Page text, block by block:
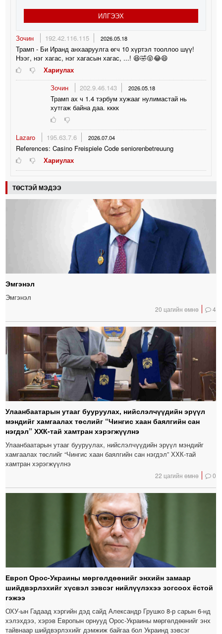
ИЛГЭЭХ
Зочин 192.42.116.115 2026.05.18
Трамп - Би Иранд анхааруулга өгч 10 хүртэл тооллоо шүү!
Нээг, нэг хагас, нэг хагасын хагас, ...! 😆🤣😝😂😄
Хариулах
Зочин
202.9.46.143 2026.05.18
Трамп ах ч 1.4 тэрбум хужааг нулимастай нь
хутгаж байна даа. кккк
Lazaro 195.63.7.6 2026.07.04
References: Casino Freispiele Code seniorenbetreuung
Хариулах
ТӨСТЭЙ МЭДЭЭ
Эмгэнэл
Эмгэнэл
20 цагийн өмнө 4
Улаанбаатарын утааг бууруулах, нийслэлчүүдийн эрүүл
мэндийг хамгаалах төслийг “Чингис хаан баялгийн сан
нэгдэл” ХХК-тай хамтран хэрэгжүүлнэ
Улаанбаатарын утааг бууруулах, нийслэлчүүдийн эрүүл мэндийг
хамгаалах төслийг “Чингис хаан баялгийн сан нэгдэл” ХХК-тай
хамтран хэрэгжүүлнэ
22 цагийн өмнө 0
Европ Орос-Украины мөргөлдөөнийг энхийн замаар
шийдвэрлэхийг хүсвэл зэвсэг нийлүүлэхээ зогсоох ёстой
гэжээ
ОХУ-ын Гадаад хэргийн дэд сайд Александр Грушко 8-р сарын 6-нд
хэлэхдээ, хэрэв Европын орнууд Орос-Украины мөргөлдөөнийг энх
тайвнаар шийдвэрлэхийг дэмжиж байгаа бол Украинд зэвсэг